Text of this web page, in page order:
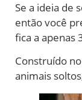
Se a ideia de
então você
fica a apenas
Construído
animais